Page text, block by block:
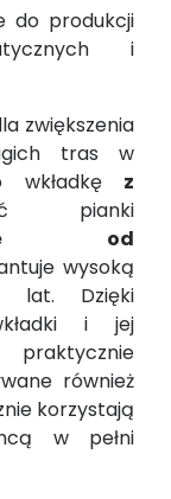
do produkcji
i
zwiększenia
tras w
wkładkę z
pianki
od
wysoką
lat. Dzięki
i jej
również
korzystają
w pełni